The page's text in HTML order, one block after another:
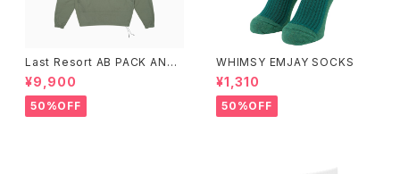
Last Resort AB PACK ANO
RAK SAGE
¥9,900
50%OFF
WHIMSY EMJAY SOCKS
¥1,310
50%OFF